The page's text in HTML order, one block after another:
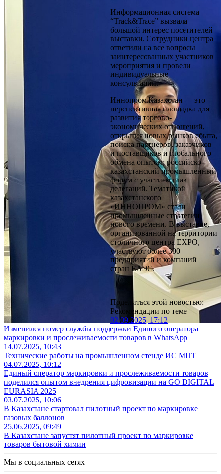
Информационная система
“Track&Trace” вызвала
большой интерес посетителей
выставки. Сотрудники центра
ответили на все вопросы
заинтересованных участников
мероприятия и провели
индивидуальные
консультации.
Иннопром.Казахстан — это
перспективная площадка для
развития торгово-
экономических отношений,
открытия новых рынков сбыта,
поиска партнеров, заказчиков
и поставщиков и глобального
обмена опытом; российско-
казахстанский промышленный
форум с участием глав
делегаций. Тематикой
казахстанского
«ИННОПРОМ» стали
промышленные стратегии
нового времени. В выставке,
организованной на территории
столичного центра EХРО,
участвуют более 300
предприятий и компаний
стран ЕАЭС.
Поделиться этой новостью:
Рекомендации по теме
02.09.2025, 17:12
Изменился номер службы поддержки Единого оператора
маркировки и прослеживаемости товаров в WhatsApp
14.07.2025, 10:43
Технические работы на промышленном стенде ИС МПТ
04.07.2025, 10:12
Единый оператор маркировки и прослеживаемости товаров
поделился опытом внедрения цифровизации на GO DIGITAL
EURASIA 2025
03.07.2025, 10:06
В Казахстане стартовал пилотный проект по маркировке
газовых баллонов
25.06.2025, 09:49
В Казахстане запустят пилотный проект по маркировке
товаров бытовой химии
Мы в социальных сетях